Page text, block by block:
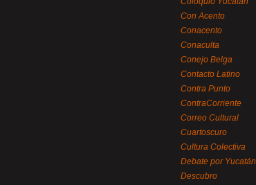
Con Acento
Conacento
Conaculta
Conejo Belga
Contacto Latino
Contra Punto
ContraCorriente
Correo Cultural
Cuartoscuro
Cultura Colectiva
Debate por Yucatán
Descubro